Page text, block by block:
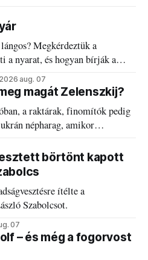
Megkérdeztük a
a nyarat, és hogyan bírják a
2026 aug. 07
magát Zelenszkij?
a raktárak, finomítók pedig
népharag, amikor
börtönt kapott
ítélte a
Szabolcsot.
07
– és még a fogorvost